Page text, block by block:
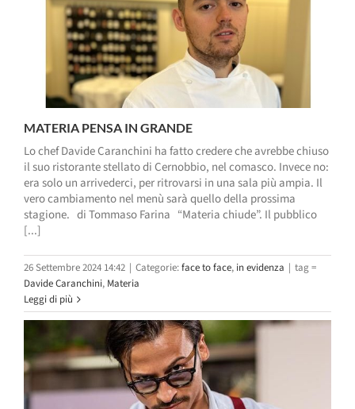
MATERIA PENSA IN GRANDE
Lo chef Davide Caranchini ha fatto credere che avrebbe chiuso
il suo ristorante stellato di Cernobbio, nel comasco. Invece no:
era solo un arrivederci, per ritrovarsi in una sala più ampia. Il
vero cambiamento nel menù sarà quello della prossima
stagione. di Tommaso Farina “Materia chiude”. Il pubblico
[...]
26 Settembre 2024 14:42 | Categorie:face to face, in evidenza | tag =
Davide Caranchini, Materia
Leggi di più